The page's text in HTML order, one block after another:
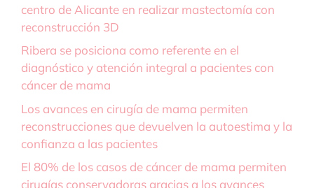
centro de Alicante en realizar mastectomía con
reconstrucción 3D
Ribera se posiciona como referente en el
diagnóstico y atención integral a pacientes con
cáncer de mama
Los avances en cirugía de mama permiten
reconstrucciones que devuelven la autoestima y la
confianza a las pacientes
El 80% de los casos de cáncer de mama permiten
cirugías conservadoras gracias a los avances